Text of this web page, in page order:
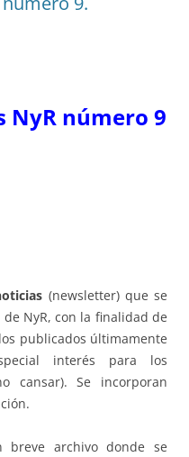
NyR número 9
(newsletter) que se
NyR, con la finalidad de
publicados últimamente
interés para los
cansar). Se incorporan
breve archivo donde se